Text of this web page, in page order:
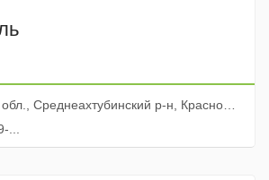
р-н, Краснослободск г., ул. Ленина, 83а
...